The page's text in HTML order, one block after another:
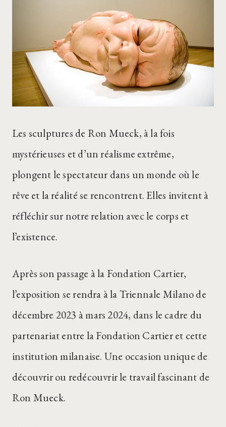
Les sculptures de Ron Mueck, à la fois
mystérieuses et d’un réalisme extrême,
plongent le spectateur dans un monde où le
rêve et la réalité se rencontrent. Elles invitent à
réfléchir sur notre relation avec le corps et
l’existence.
Après son passage à la Fondation Cartier,
l’exposition se rendra à la Triennale Milano de
décembre 2023 à mars 2024, dans le cadre du
partenariat entre la Fondation Cartier et cette
institution milanaise. Une occasion unique de
découvrir ou redécouvrir le travail fascinant de
Ron Mueck.